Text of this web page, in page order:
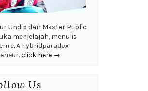
Undip dan Master Public
menjelajah, menulis
A hybridparadox
click here →
Us